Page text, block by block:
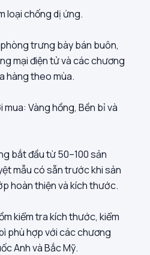
loại chống dị ứng.
trưng bày bán buôn,
mại điện tử và các chương
hàng theo mùa.
Vàng hồng, Bền bỉ và
bắt đầu từ 50–100 sản
mẫu có sẵn trước khi sản
hoàn thiện và kích thước.
kiểm tra kích thước, kiểm
phù hợp với các chương
Anh và Bắc Mỹ.